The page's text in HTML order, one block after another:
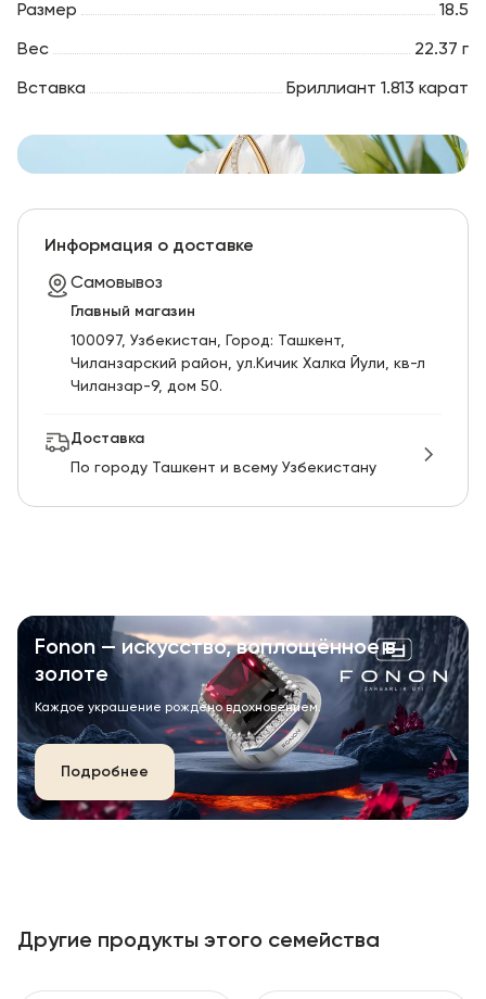
Размер 18.5
Вес 22.37 г
Вставка Бриллиант 1.813 карат
Информация о доставке
Самовывоз
Главный магазин
100097, Узбекистан, Город: Ташкент,
Чиланзарский pайон, ул.Кичик Халка Йули, кв-л
Чиланзар-9, дом 50.
Доставка
По городу Ташкент и всему Узбекистану
Fonon — искусство, воплощённое в
золоте
Каждое украшение рождено вдохновением.
Подробнее
Другие продукты этого семейства